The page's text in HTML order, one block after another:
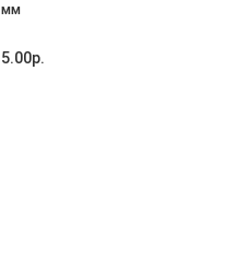
мм
5.00р.